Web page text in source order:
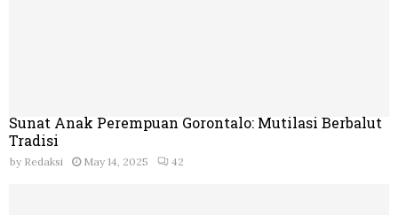
Sunat Anak Perempuan Gorontalo: Mutilasi Berbalut
Tradisi
by Redaksi May 14, 2025 42